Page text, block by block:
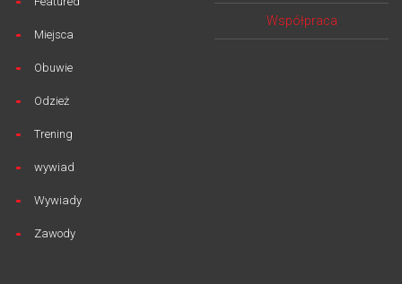
Miejsca
Obuwie
Odzież
Trening
wywiad
Wywiady
Zawody
Współpraca